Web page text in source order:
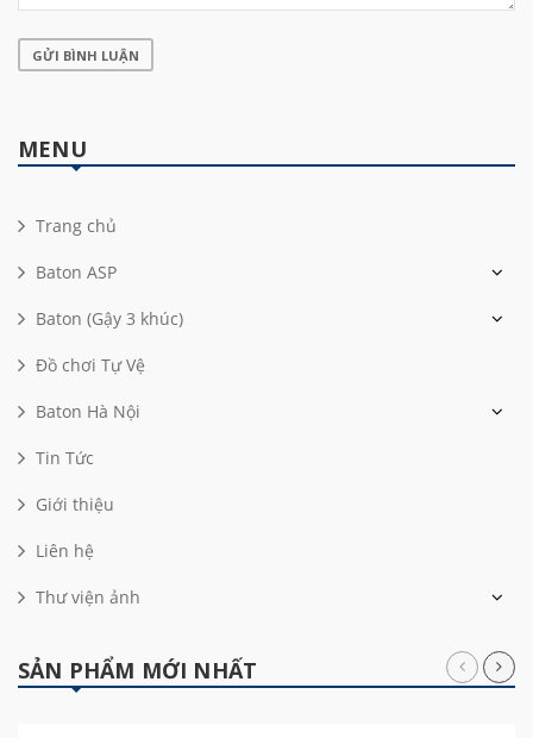
GỬI BÌNH LUẬN
MENU
Trang chủ
Baton ASP
Baton (Gậy 3 khúc)
Đồ chơi Tự Vệ
Baton Hà Nội
Tin Tức
Giới thiệu
Liên hệ
Thư viện ảnh
SẢN PHẨM MỚI NHẤT